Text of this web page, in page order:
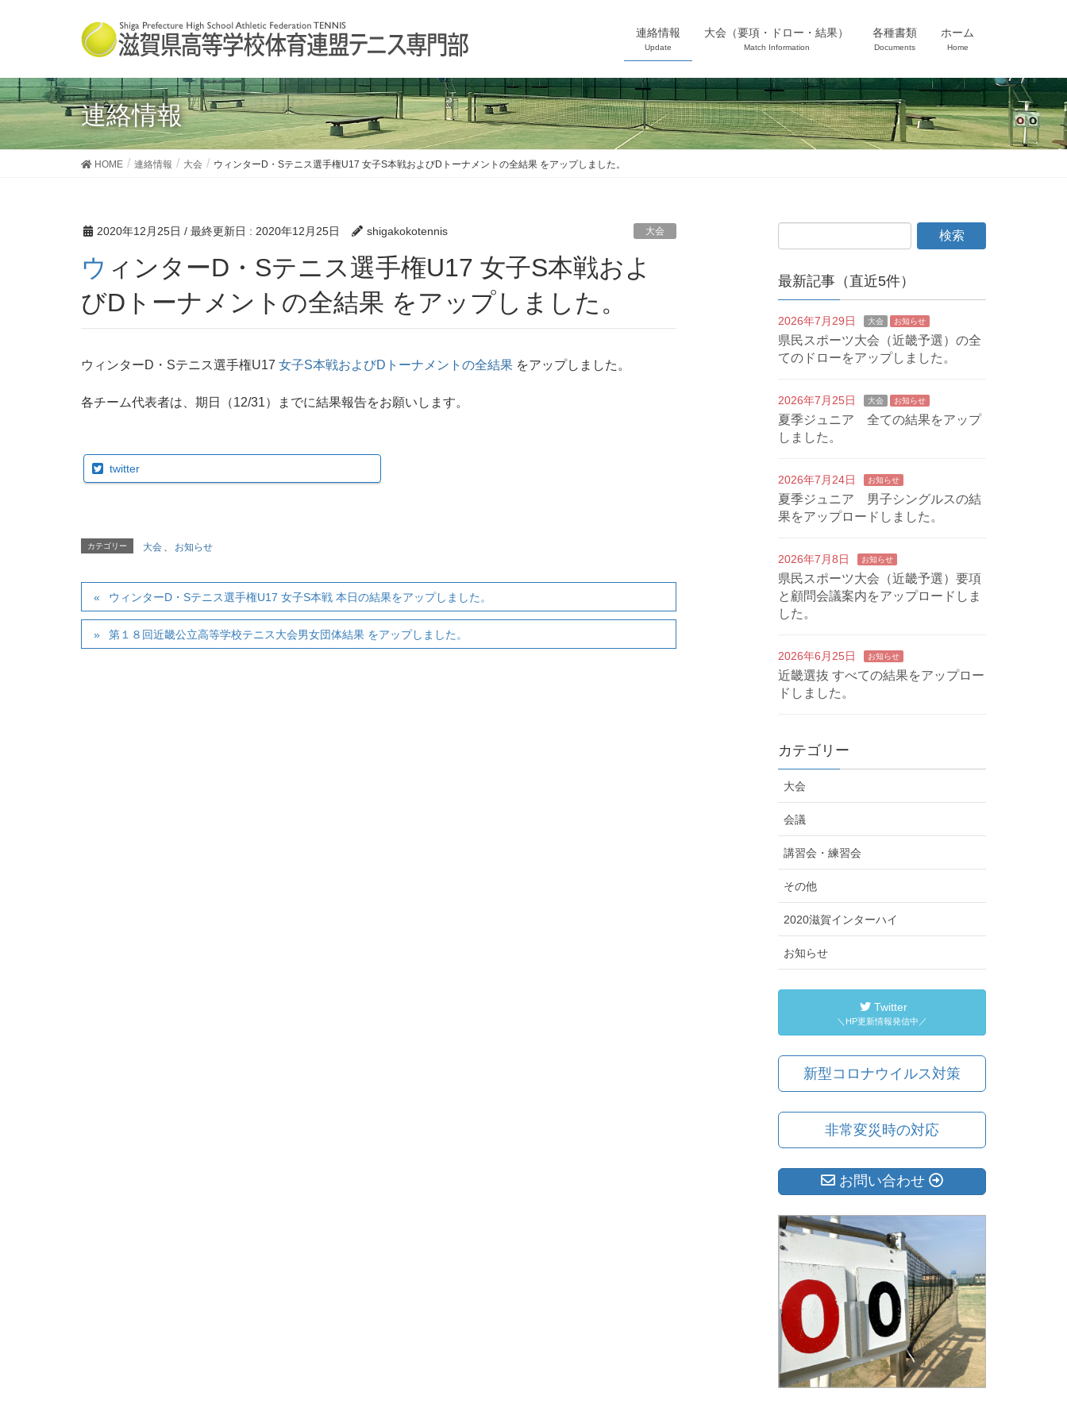
連絡情報
Update
大会（要項・ドロー・結果）
Match Information
各種書類
Documents
ホーム
Home
連絡情報
HOME 連絡情報 大会 ウィンターD・Sテニス選手権U17 女子S本戦およびDトーナメントの全結果 をアップしました。
2020年12月25日 / 最終更新日 : 2020年12月25日 shigakokotennis 大会
ウィンターD・Sテニス選手権U17 女子S本戦およ
びDトーナメントの全結果 をアップしました。
ウィンターD・Sテニス選手権U17 女子S本戦およびDトーナメントの全結果 をアップしました。
各チーム代表者は、期日（12/31）までに結果報告をお願いします。
twitter
カテゴリー 大会 、 お知らせ
ウィンターD・Sテニス選手権U17 女子S本戦 本日の結果をアップしました。
第１８回近畿公立高等学校テニス大会男女団体結果 をアップしました。
最新記事（直近5件）
2026年7月29日 大会 お知らせ
県民スポーツ大会（近畿予選）の全
てのドローをアップしました。
2026年7月25日 大会 お知らせ
夏季ジュニア 全ての結果をアップ
しました。
2026年7月24日 お知らせ
夏季ジュニア 男子シングルスの結
果をアップロードしました。
2026年7月8日 お知らせ
県民スポーツ大会（近畿予選）要項
と顧問会議案内をアップロードしま
した。
2026年6月25日 お知らせ
近畿選抜 すべての結果をアップロー
ドしました。
カテゴリー
大会
会議
講習会・練習会
その他
2020滋賀インターハイ
お知らせ
Twitter
＼HP更新情報発信中／
新型コロナウイルス対策
非常変災時の対応
お問い合わせ